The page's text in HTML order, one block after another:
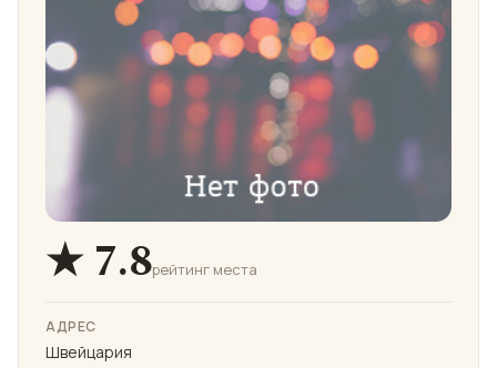
★ 7.8рейтинг места
АДРЕС
Швейцария